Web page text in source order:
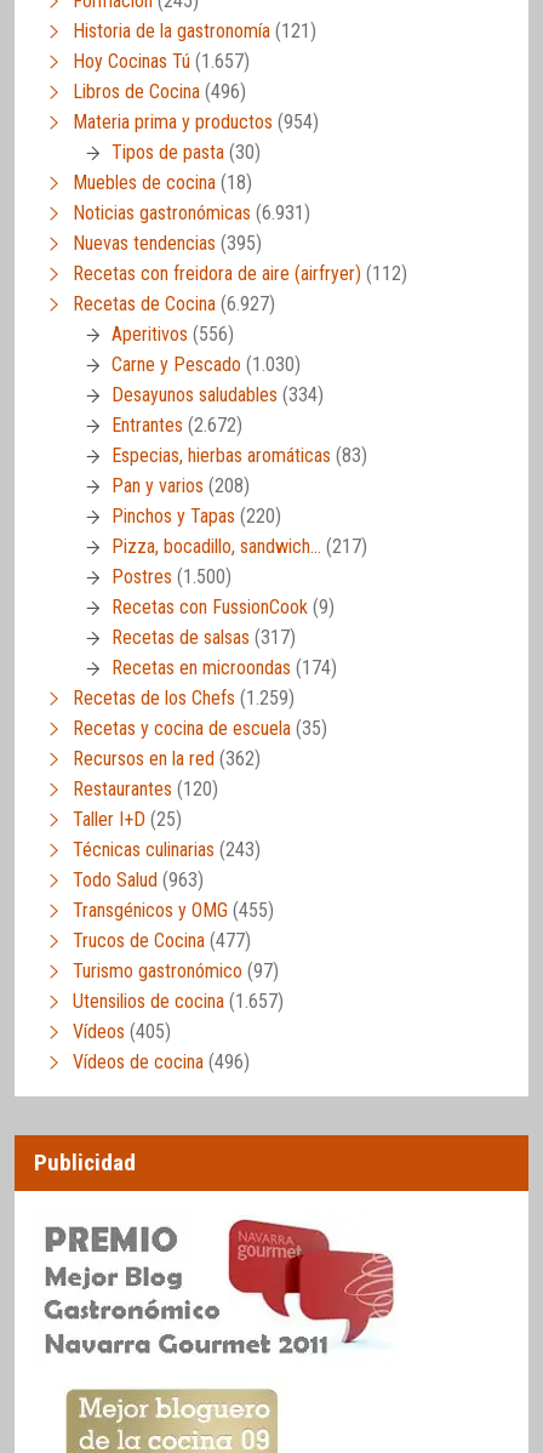
Historia de la gastronomía (121)
Hoy Cocinas Tú (1.657)
Libros de Cocina (496)
Materia prima y productos (954)
Tipos de pasta (30)
Muebles de cocina (18)
Noticias gastronómicas (6.931)
Nuevas tendencias (395)
Recetas con freidora de aire (airfryer) (112)
Recetas de Cocina (6.927)
Aperitivos (556)
Carne y Pescado (1.030)
Desayunos saludables (334)
Entrantes (2.672)
Especias, hierbas aromáticas (83)
Pan y varios (208)
Pinchos y Tapas (220)
Pizza, bocadillo, sandwich… (217)
Postres (1.500)
Recetas con FussionCook (9)
Recetas de salsas (317)
Recetas en microondas (174)
Recetas de los Chefs (1.259)
Recetas y cocina de escuela (35)
Recursos en la red (362)
Restaurantes (120)
Taller I+D (25)
Técnicas culinarias (243)
Todo Salud (963)
Transgénicos y OMG (455)
Trucos de Cocina (477)
Turismo gastronómico (97)
Utensilios de cocina (1.657)
Vídeos (405)
Vídeos de cocina (496)
Publicidad